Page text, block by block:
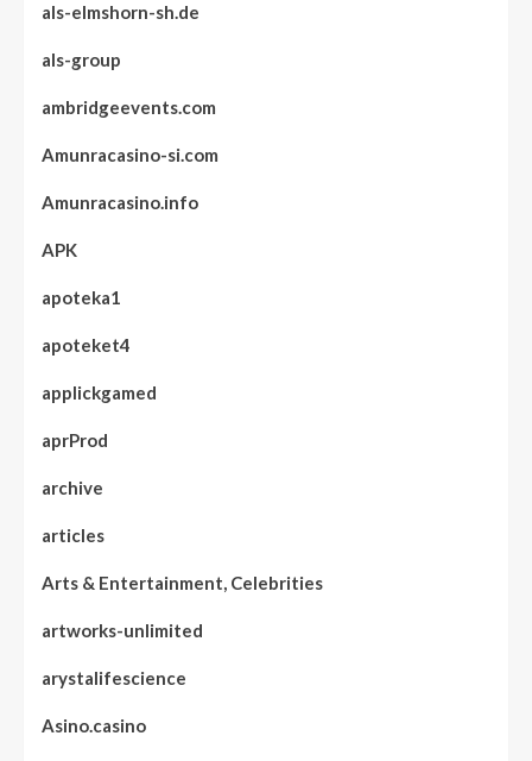
als-elmshorn-sh.de
als-group
ambridgeevents.com
Amunracasino-si.com
Amunracasino.info
APK
apoteka1
apoteket4
applickgamed
aprProd
archive
articles
Arts & Entertainment, Celebrities
artworks-unlimited
arystalifescience
Asino.casino